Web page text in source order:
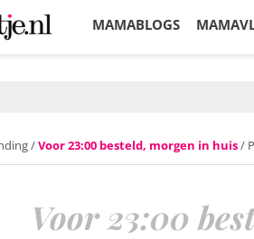
MAMABLOGS
/Voor 23:00 besteld, morgen in huis/
Voor 23:00